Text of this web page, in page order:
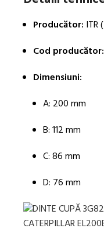
Producător: ITR
Cod producător:
Dimensiuni:
A: 200 mm
B: 112 mm
C: 86 mm
D: 76 mm